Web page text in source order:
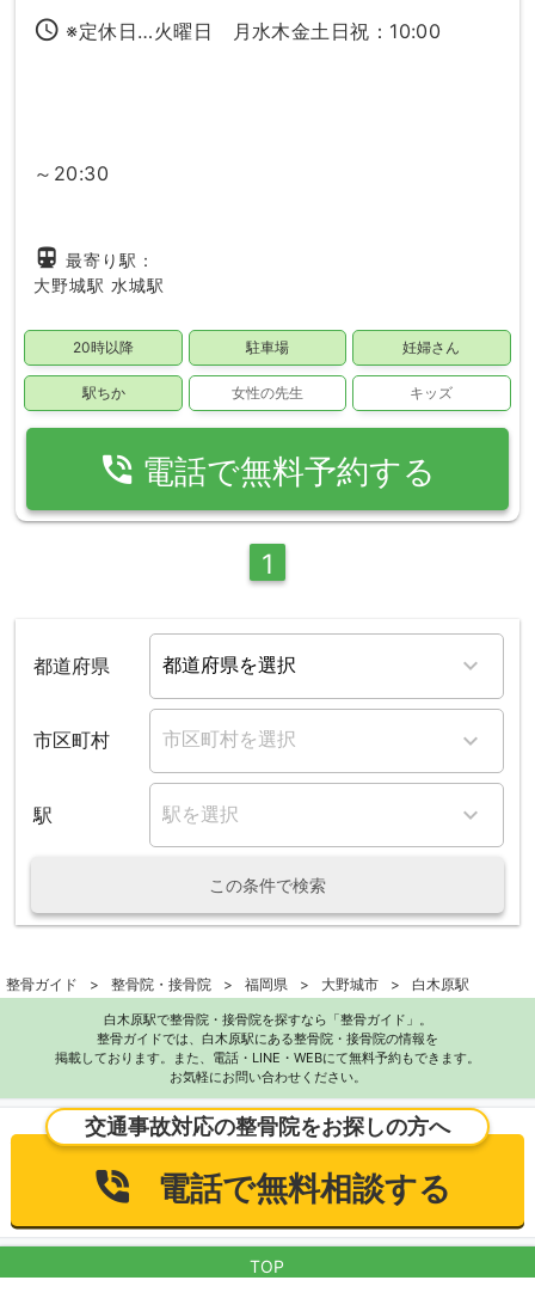
access_time ※定休日…火曜日 月水木金土日祝：10:00
～20:30
directions_subway 最寄り駅：
大野城駅 水城駅
20時以降 駐車場 妊婦さん
駅ちか 女性の先生 キッズ
phone_in_talk 電話で無料予約する
1
都道府県
市区町村
駅
この条件で検索
整骨ガイド 整骨院・接骨院 福岡県 大野城市 白木原駅
白木原駅で整骨院・接骨院を探すなら「整骨ガイド」。
整骨ガイドでは、白木原駅にある整骨院・接骨院の情報を
掲載しております。また、電話・LINE・WEBにて無料予約もできます。
お気軽にお問い合わせください。
交通事故対応の整骨院をお探しの方へ
電話で無料相談する
TOP